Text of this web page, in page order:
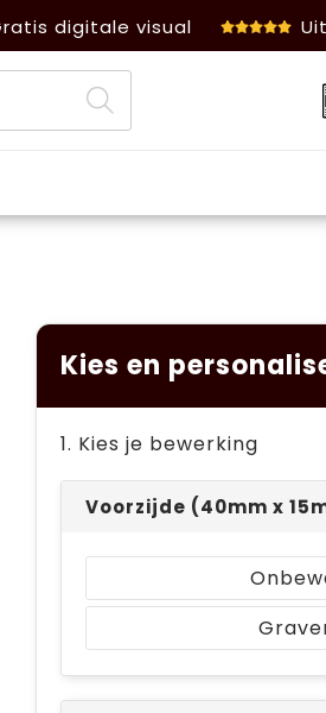
digitale visual
Kies en
1. Kies je bewerking
Voorzijde (40mm x